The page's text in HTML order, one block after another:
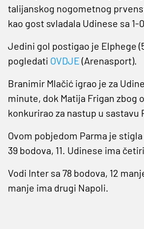
talijanskog nogometnog
kao gost svladala Udinese sa 1-
Jedini gol postigao je Elphege
pogledati OVDJE (Arenasport).
Branimir Mlačić igrao je za
minute, dok Matija Frigan zbog
konkurirao za nastup u sastavu
Ovom pobjedom Parma je
39 bodova, 11. Udinese ima
Vodi Inter sa 78 bodova, 12
manje ima drugi Napoli.